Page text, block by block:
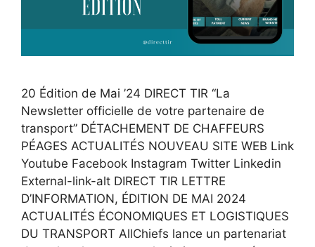
20 Édition de Mai ’24 DIRECT TIR “La
Newsletter officielle de votre partenaire de
transport” DÉTACHEMENT DE CHAFFEURS
PÉAGES ACTUALITÉS NOUVEAU SITE WEB Link
Youtube Facebook Instagram Twitter Linkedin
External-link-alt DIRECT TIR LETTRE
D’INFORMATION, ÉDITION DE MAI 2024
ACTUALITÉS ÉCONOMIQUES ET LOGISTIQUES
DU TRANSPORT AllChiefs lance un partenariat